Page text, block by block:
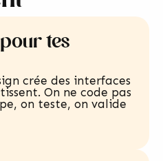
tes
crée des interfaces
On ne code pas
on teste, on valide